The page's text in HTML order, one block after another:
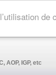
AOP, IGP, etc